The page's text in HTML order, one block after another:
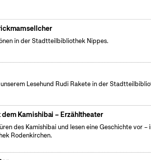
in der Stadtteilbibliothek Nippes.
Lesehund Rudi Rakete in der
Kamishibai – Erzähltheater
des Kamishibai und lesen eine Geschichte vor –
Rodenkirchen.